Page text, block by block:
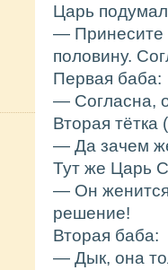
Царь
— Принесите
половину.
Первая баба:
— Согласна,
Вторая тётка
— Да зачем
Тут же Царь
— Он
решение!
Вторая баба:
— Дык, она